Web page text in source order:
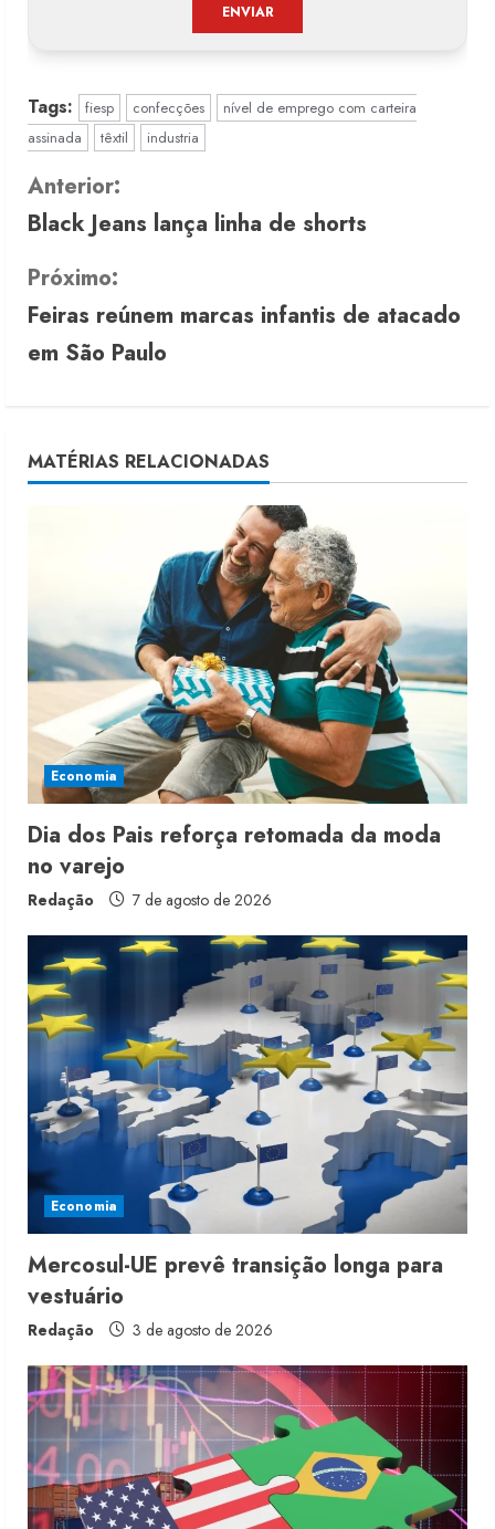
Tags: fiesp confecções
nível de emprego com carteira
assinada
têxtil industria
C
o
n
t
i
u
a
i
n
g
Anterior:
Black Jeans lança linha de shorts
Próximo:
Feiras reúnem marcas infantis de atacado
em São Paulo
MATÉRIAS RELACIONADAS
Economia
Dia dos Pais reforça retomada da moda
no varejo
Redação 7 de agosto de 2026
Economia
Mercosul-UE prevê transição longa para
vestuário
Redação 3 de agosto de 2026
2
Moda vende US$63,7 bilhões em
produtos licenciados
6 de agosto de 2026